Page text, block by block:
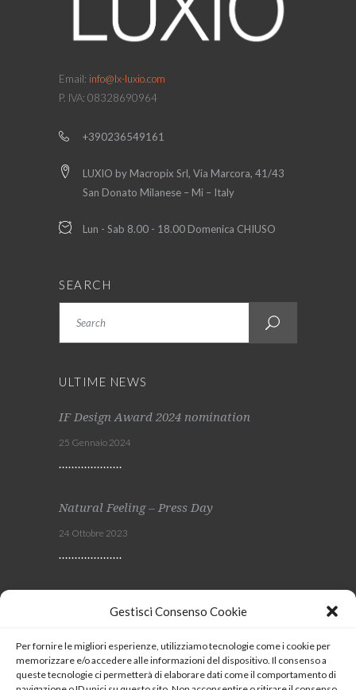
Gestisci Consenso Cookie
Per fornire le migliori esperienze, utilizziamo tecnologie come i cookie per
memorizzare e/o accedere alle informazioni del dispositivo. Il consenso a
queste tecnologie ci permetterà di elaborare dati come il comportamento di
Email: info@lx-luxio.com
P. IVA: 08328690964
+390236549161
LUXIO by Macropix Srl, Via Marcora, 41/43
San Donato Milanese – Mi – Italy
Lun - Sab 8.00 - 18.00 Domenica CHIUSO
SEARCH
ULTIME NEWS
IF Design Award 2024 nomination
25 Gennaio 2024
Natural Feeling – Press Day
24 Ottobre 2023
SEGUICI